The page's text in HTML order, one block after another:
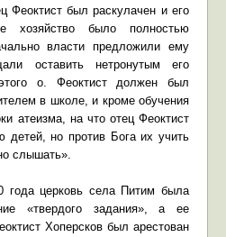
Феоктист был раскулачен и его
хозяйство было полностью
власти предложили ему
оставить нетронутым его
о. Феоктист должен был
в школе, и кроме обучения
атеизма, на что отец Феоктист
детей, но против Бога их учить
слышать».
года церковь села Питим была
«твердого задания», а ее
Хоперсков был арестован